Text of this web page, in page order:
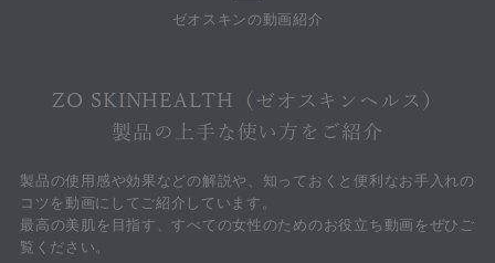
ゼオスキンの動画紹介
ZO SKINHEALTH（ゼオスキンヘルス）
製品の上手な使い方をご紹介
製品の使用感や効果などの解説や、知っておくと便利なお手入れの
コツを動画にしてご紹介しています。
最高の美肌を目指す、すべての女性のためのお役立ち動画をぜひご
覧ください。